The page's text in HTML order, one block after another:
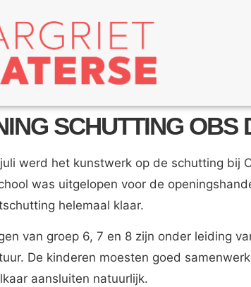
SCHUTTING OBS
werd het kunstwerk op de schutting bij
was uitgelopen voor de
helemaal klaar.
van groep 6, 7 en 8 zijn onder leiding
De kinderen moesten goed
aansluiten natuurlijk.